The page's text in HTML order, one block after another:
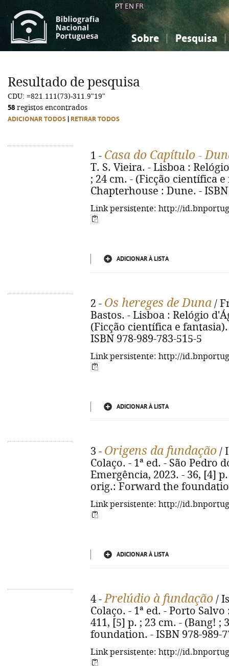
PT EN FR
Sobre Pesquisa
Ciências sociais...
Ciências sociais...
Resultado de pesquisa
CDU: =821.111(73)-311.9"19"
58 registos encontrados
ADICIONAR TODOS RETIRAR TODOS
1 - Casa do Capítulo -
T. S. Vieira. - Lisboa :
; 24 cm. - (Ficção científica
Chapterhouse : Dune. -
Link persistente: http://
ADICIONAR À LISTA
2 - Os hereges de Duna /
Bastos. - Lisboa : Relógio
(Ficção científica e
ISBN 978-989-783-515-5
Link persistente: http://
ADICIONAR À LISTA
3 - Origens da fundação /
Colaço. - 1ª ed. - São Pedro
Emergência, 2023. - 36, [4]
orig.: Forward the
Link persistente: http://
ADICIONAR À LISTA
4 -Prelúdio à fundação /
Colaço. - 1ª ed. - Porto
411, [5] p. ; 23 cm. - (Bang!
foundation. - ISBN 978-989-
Link persistente: http://